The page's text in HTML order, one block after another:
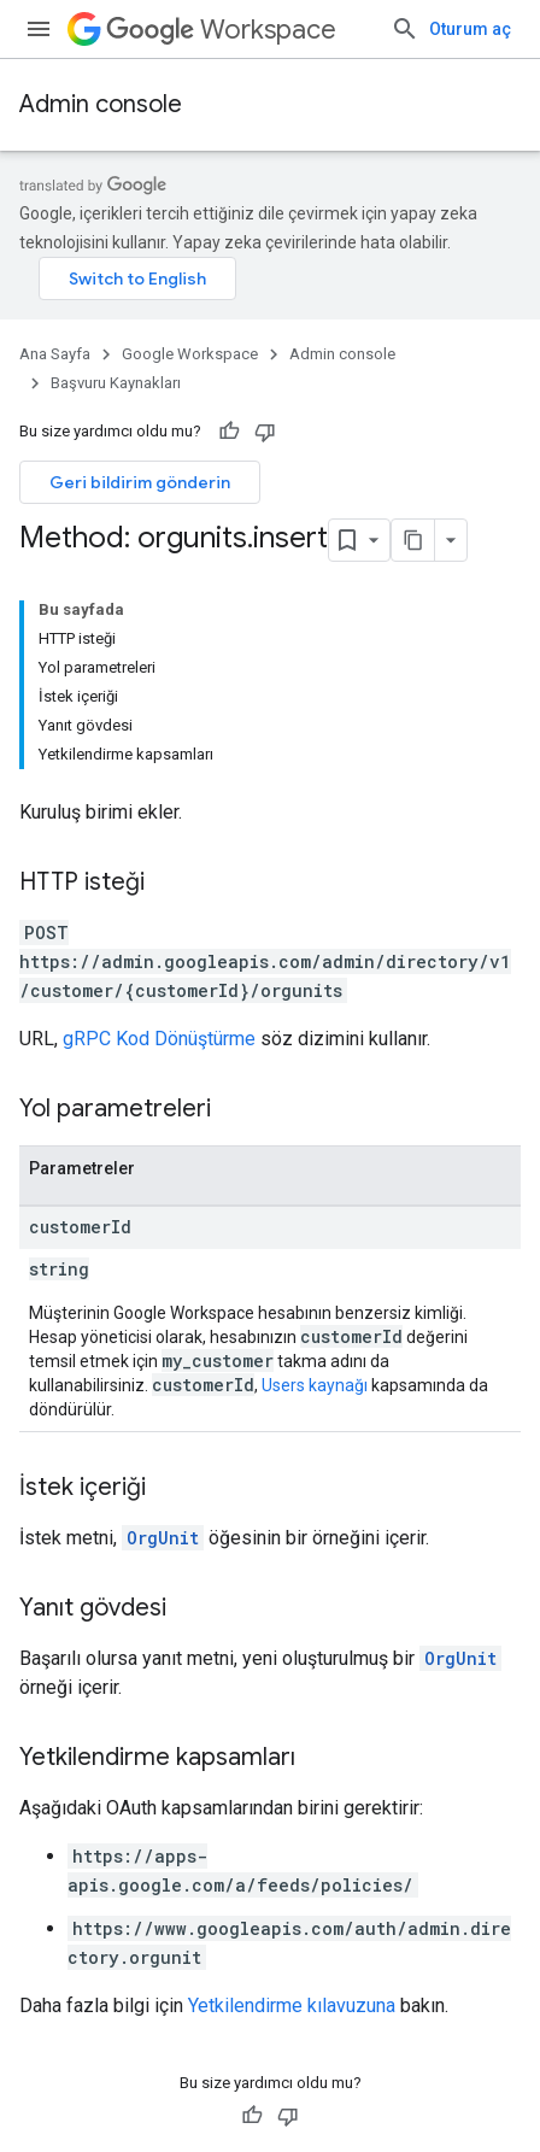
Workspace Oturum aç
Admin console
Google, içerikleri tercih ettiğiniz dile çevirmek için yapay zeka
teknolojisini kullanır. Yapay zeka çevirilerinde hata olabilir.
Ana Sayfa Google Workspace
Admin console
Başvuru Kaynakları
Bu size yardımcı oldu mu?
Geri bildirim gönderin
Method: orgunits.insert
Bu sayfada
HTTP isteği
Yol parametreleri
İstek içeriği
Yanıt gövdesi
Yetkilendirme kapsamları
Kuruluş birimi ekler.
HTTP isteği
POST
https://admin.googleapis.com/admin/directory/v1
/customer/{customerId}/orgunits
URL, gRPC Kod Dönüştürme söz dizimini kullanır.
Yol parametreleri
Parametreler
customerId
string
Müşterinin Google Workspace hesabının benzersiz kimliği.
Hesap yöneticisi olarak, hesabınızın customerId değerini
temsil etmek için my_customertakma adını da
kullanabilirsiniz. customerId, Users kaynağı kapsamında da
döndürülür.
İstek içeriği
İstek metni, OrgUnit öğesinin bir örneğini içerir.
Yanıt gövdesi
Başarılı olursa yanıt metni, yeni oluşturulmuş bir OrgUnit
örneği içerir.
Yetkilendirme kapsamları
Aşağıdaki OAuth kapsamlarından birini gerektirir:
https://apps-
apis.google.com/a/feeds/policies/
https://www.googleapis.com/auth/admin.dire
ctory.orgunit
Daha fazla bilgi için Yetkilendirme kılavuzuna bakın.
Bu size yardımcı oldu mu?